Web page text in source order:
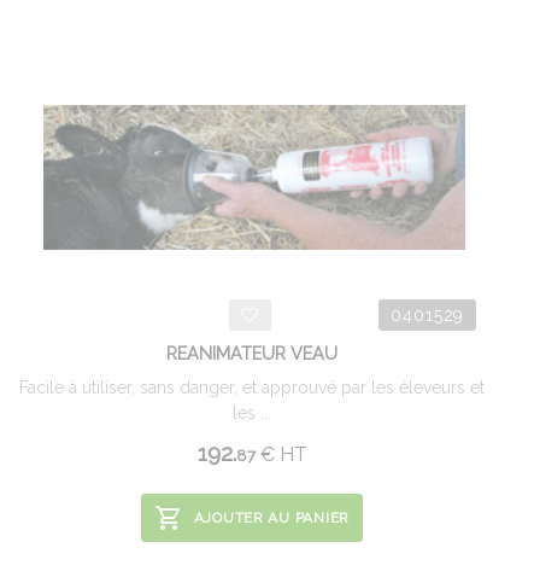
0401529
REANIMATEUR VEAU
Facile à utiliser, sans danger, et approuvé par les éleveurs et
les ...
192.87 €HT
AJOUTER AU PANIER